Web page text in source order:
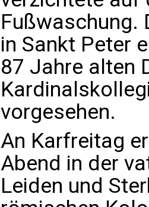
Fußwaschung.
in Sankt Peter
87 Jahre alten
vorgesehen.
An Karfreitag
Abend in der
Leiden und